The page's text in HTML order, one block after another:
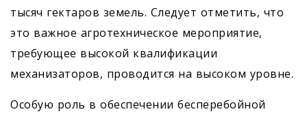
тысяч гектаров земель. Следует отметить, что
это важное агротехническое мероприятие,
требующее высокой квалификации
механизаторов, проводится на высоком уровне.
Особую роль в обеспечении бесперебойной